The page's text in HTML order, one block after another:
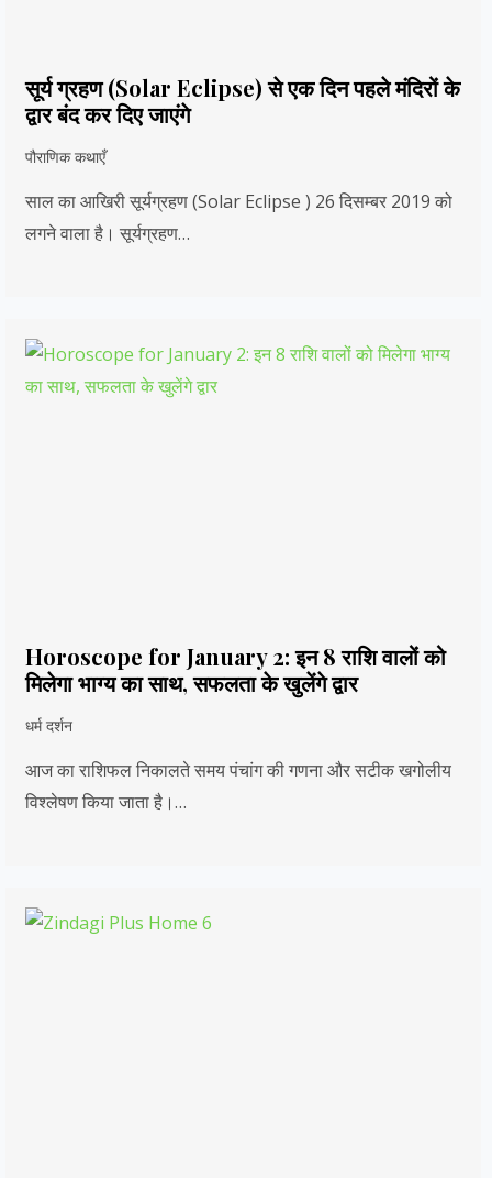
सूर्य ग्रहण (Solar Eclipse) से एक दिन पहले मंदिरों के
द्वार बंद कर दिए जाएंगे
पौराणिक कथाएँ
साल का आखिरी सूर्यग्रहण (Solar Eclipse ) 26 दिसम्बर 2019 को
लगने वाला है। सूर्यग्रहण…
Horoscope for January 2: इन 8 राशि वालों को
मिलेगा भाग्य का साथ, सफलता के खुलेंगे द्वार
धर्म दर्शन
आज का राशिफल निकालते समय पंचांग की गणना और सटीक खगोलीय
विश्लेषण किया जाता है।…